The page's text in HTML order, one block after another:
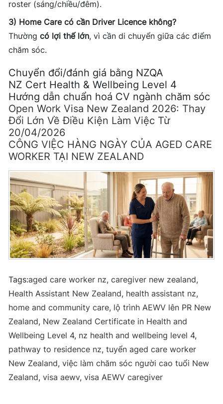
roster (sáng/chiều/đêm).
3) Home Care có cần Driver Licence không?
Thườngcó lợi thế lớn, vì cần di chuyển giữa các điểm
chăm sóc.
Chuyển đổi/đánh giá bằng NZQA
NZ Cert Health & Wellbeing Level 4
Hướng dẫn chuẩn hoá CV ngành chăm sóc
Open Work Visa New Zealand 2026: Thay
Đổi Lớn Về Điều Kiện Làm Việc Từ
20/04/2026
CÔNG VIỆC HÀNG NGÀY CỦA AGED CARE
WORKER TẠI NEW ZEALAND
Tags:aged care worker nz,caregiver new zealand,
Health Assistant New Zealand, health assistant nz,
home and community care, lộ trình AEWV lên PR New
Zealand, New Zealand Certificate in Health and
Wellbeing Level 4, nz health and wellbeing level 4,
pathway to residence nz,tuyển aged care worker
New Zealand,việc làm chăm sóc người cao tuổi New
Zealand,visa aewv,visa AEWV caregiver